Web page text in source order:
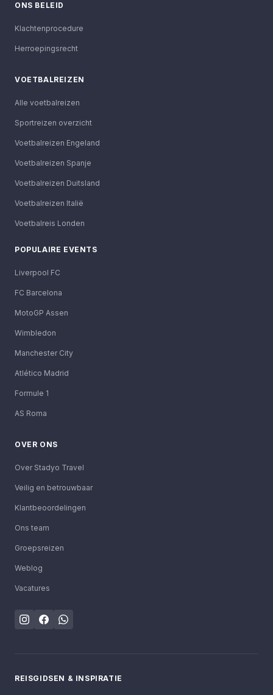
ONS BELEID
Klachtenprocedure
Herroepingsrecht
VOETBALREIZEN
Alle voetbalreizen
Sportreizen overzicht
Voetbalreizen Engeland
Voetbalreizen Spanje
Voetbalreizen Duitsland
Voetbalreizen Italië
Voetbalreis Londen
POPULAIRE EVENTS
Liverpool FC
FC Barcelona
MotoGP Assen
Wimbledon
Manchester City
Atlético Madrid
Formule 1
AS Roma
OVER ONS
Over Stadyo Travel
Veilig en betrouwbaar
Klantbeoordelingen
Ons team
Groepsreizen
Weblog
Vacatures
REISGIDSEN & INSPIRATIE